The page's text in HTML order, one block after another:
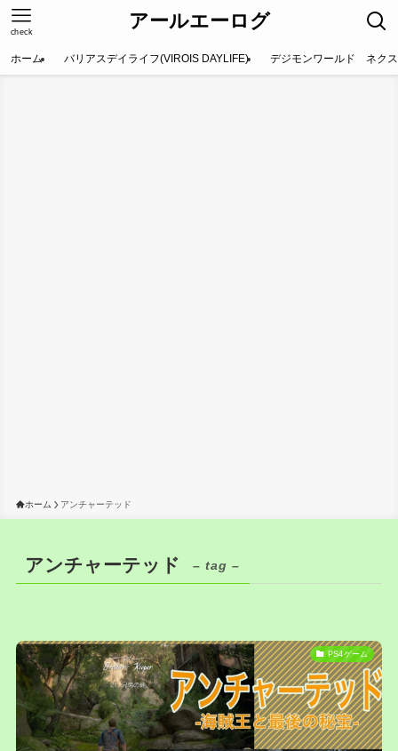
アールエーログ
check
ホーム バリアスデイライフ(VIROIS DAYLIFE) デジモンワールド ネク
ホーム アンチャーテッド
アンチャーテッド – tag –
PS4ゲーム